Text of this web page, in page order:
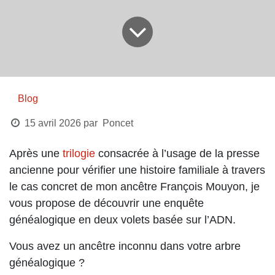
Blog
15 avril 2026 par Poncet
Après unetrilogieconsacrée à l’usage de la
presse ancienne pour vérifier une histoire
familiale à travers le cas concret de mon ancêtre
François Mouyon, je vous propose de découvrir
une enquête généalogique en deux volets basée
Vous avez un ancêtre inconnu dans votre arbre